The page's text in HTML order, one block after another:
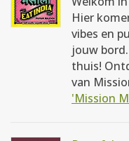
Hier
vibes en
jouw
thuis!
van
'Mission